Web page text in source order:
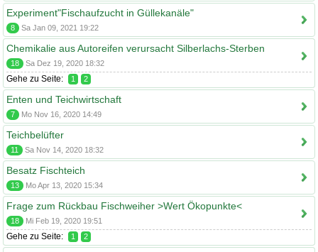
Experiment"Fischaufzucht in Güllekanäle"
8 Sa Jan 09, 2021 19:22
Chemikalie aus Autoreifen verursacht Silberlachs-Sterben
18 Sa Dez 19, 2020 18:32
Gehe zu Seite: 1 2
Enten und Teichwirtschaft
7 Mo Nov 16, 2020 14:49
Teichbelüfter
11 Sa Nov 14, 2020 18:32
Besatz Fischteich
13 Mo Apr 13, 2020 15:34
Frage zum Rückbau Fischweiher >Wert Ökopunkte<
18 Mi Feb 19, 2020 19:51
Gehe zu Seite: 1 2